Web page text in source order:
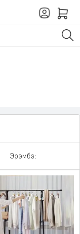
Эрэмбэ: